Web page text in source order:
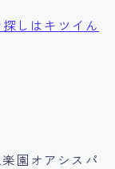
しはキツイん
園オアシスパ